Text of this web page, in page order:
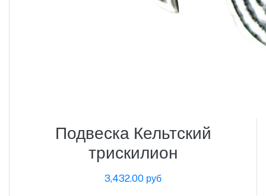
Подвеска Кельтский
трискилион
3,432.00 руб